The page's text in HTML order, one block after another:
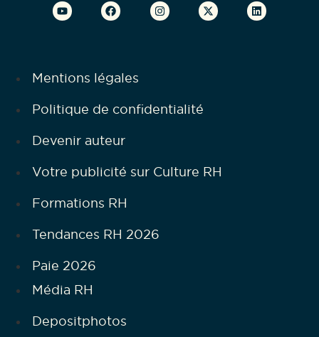
Mentions légales
Politique de confidentialité
Devenir auteur
Votre publicité sur Culture RH
Formations RH
Tendances RH 2026
Paie 2026
Média RH
Depositphotos